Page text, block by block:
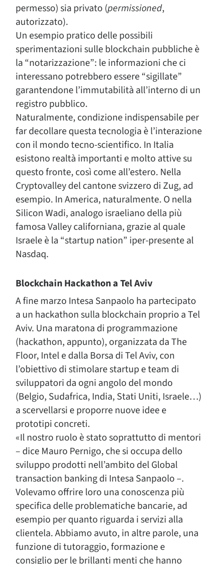
permesso) sia privato (permissioned,
autorizzato).
Un esempio pratico delle possibili
sperimentazioni sulle blockchain pubbliche è
la “notarizzazione”: le informazioni che ci
interessano potrebbero essere “sigillate”
garantendone l’immutabilità all’interno di un
registro pubblico.
Naturalmente, condizione indispensabile per
far decollare questa tecnologia è l’interazione
con il mondo tecno-scientifico. In Italia
esistono realtà importanti e molto attive su
questo fronte, così come all’estero. Nella
Cryptovalley del cantone svizzero di Zug, ad
esempio. In America, naturalmente. O nella
Silicon Wadi, analogo israeliano della più
famosa Valley californiana, grazie al quale
Israele è la “startup nation” iper-presente al
Nasdaq.
Blockchain Hackathon a Tel Aviv
A fine marzo Intesa Sanpaolo ha partecipato
a un hackathon sulla blockchain proprio a Tel
Aviv. Una maratona di programmazione
(hackathon, appunto), organizzata da The
Floor, Intel e dalla Borsa di Tel Aviv, con
l’obiettivo di stimolare startup e team di
sviluppatori da ogni angolo del mondo
(Belgio, Sudafrica, India, Stati Uniti, Israele…)
a scervellarsi e proporre nuove idee e
prototipi concreti.
«Il nostro ruolo è stato soprattutto di mentori
– dice Mauro Pernigo, che si occupa dello
sviluppo prodotti nell’ambito del Global
transaction banking di Intesa Sanpaolo –.
Volevamo offrire loro una conoscenza più
specifica delle problematiche bancarie, ad
esempio per quanto riguarda i servizi alla
clientela. Abbiamo avuto, in altre parole, una
funzione di tutoraggio, formazione e
consiglio per le brillanti menti che hanno